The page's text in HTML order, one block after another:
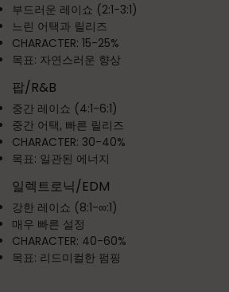
부드러운 레이쇼 (2:1-3:1)
느린 어택과 릴리즈
CHARACTER: 15-25%
목표: 자연스러운 향상
팝/R&B
중간 레이쇼 (4:1-6:1)
중간 어택, 빠른 릴리즈
CHARACTER: 30-40%
목표: 일관된 에너지
일렉트로닉/EDM
강한 레이쇼 (8:1-∞:1)
매우 빠른 설정
CHARACTER: 40-60%
목표: 리드미컬한 펌핑